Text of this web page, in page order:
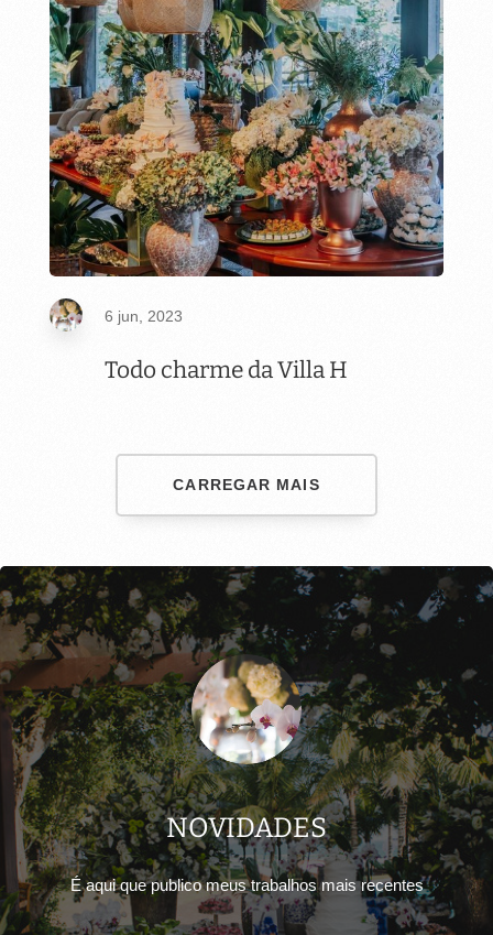
6 jun, 2023
Todo charme da Villa H
CARREGAR MAIS
NOVIDADES
É aqui que publico meus trabalhos mais recentes